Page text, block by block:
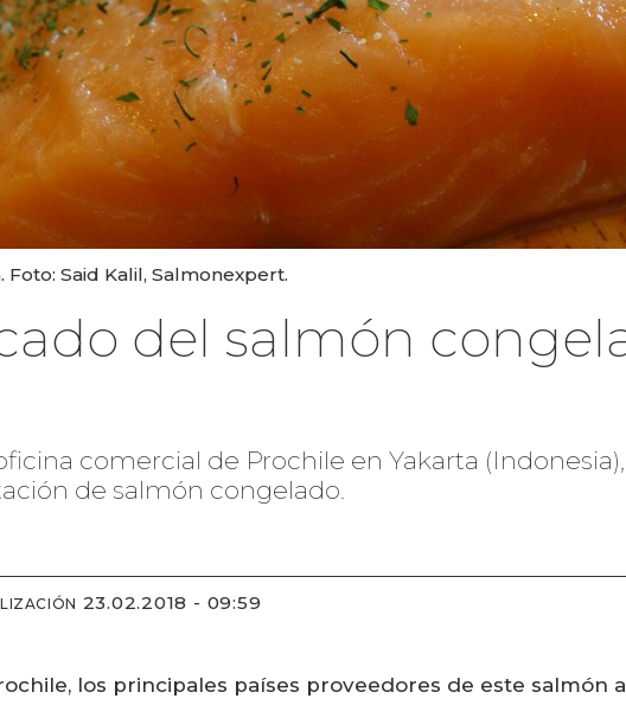
Said Kalil, Salmonexpert.
del salmón
comercial de Prochile en Yakarta
de salmón congelado.
23.02.2018 - 09:59
los principales países proveedores de este salmón